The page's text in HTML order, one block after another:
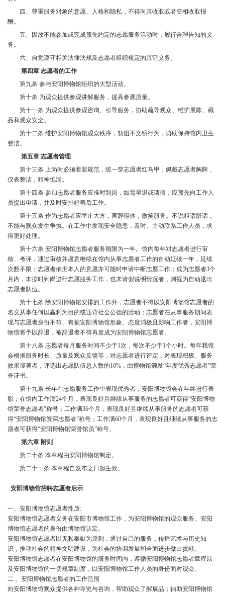
四、尊重服务对象的意愿、人格和隐私，不得向其收取或者变相收取报
酬。
五、因故不能参加或完成预先约定的志愿服务活动时，履行合理告知的义
务。
六、自觉遵守相关法律法规及志愿者组织规定的其它义务。
第四章 志愿者的工作
第九条 参与安阳博物馆组织的大型活动。
第十条 为观众提供参观讲解服务，提高参观质量。
第十一条 为观众提供参观咨询、引导服务，协助疏导观众、维护展陈、藏
品和观众安全。
第十二条 维护安阳博物馆观众秩序，劝阻不文明行为，协助保持馆内卫生
整洁。
第五章 志愿者管理
第十三条 上岗时必须着装规范，统一穿志愿者红马甲，佩戴志愿者胸牌，
仪表整洁，精神饱满。
第十四条 参加志愿者服务应准时到岗，如需早退或请假，应预先向工作人
员提出申请，并及时安排好善后工作。
第十五条 作为志愿者应举止大方，言辞得体，微笑服务。不说粗话脏话，
不能与观众发生争执。在工作中发现安全隐患，及时、主动联系工作人员，求
得更好处理。
第十六条 安阳博物馆志愿者服务期限为一年。馆内每年对志愿者进行审
核、考评，通过审核并愿意继续在馆内从事志愿者工作的自动延续一年，延续
次数不限；志愿者依据本人的意愿亦可随时申请中断志愿工作；成为志愿者3个
月内，未按时到岗进行志愿服务工作，也未请假说明情况者，则视为自动退出
志愿者队伍。
第十七条 除安阳博物馆安排的工作外，志愿者不得以安阳博物馆志愿者的
名义从事任何以赢利为目的或违背社会公德的活动；志愿者在从事服务期间表
现与志愿者身份不符、有损安阳博物馆形象、态度消极且影响工作者，安阳博
物馆将予以辞退，被辞退者不得再度成为安阳博物馆志愿者。
第十八条 志愿者每月服务时间不少于1次，每次不少于1个小时。每年我馆
会根据服务时长、质量及观众反馈等，对志愿者进行评定，对表现积极、服务
效果显著者，评选出志愿队伍总人数的10%，由博物馆颁发“年度优秀志愿者”荣
誉证书。
第十九条 长年在志愿服务工作中表现优秀者，安阳博物馆会在年终进行表
彰；在馆内工作满24个月，表现良好且继续从事服务的志愿者可获得“安阳博物
馆荣誉志愿者”称号；工作满36个月，表现良好且继续从事服务的志愿者可获
得“安阳博物馆资深志愿者”称号；工作满60个月，表现良好且继续从事服务的志
愿者可获得“安阳博物馆荣誉馆员”称号。
第六章 附则
第二十条 本章程由安阳博物馆制定。
第二十一条 本章程自发布之日起生效。
安阳博物馆招聘志愿者启示
一、安阳博物馆志愿者性质:
安阳博物馆志愿者义务在安阳市博物馆工作，为安阳博物馆的观众服务。安阳
博物馆志愿者的身份由博物馆认定。
安阳博物馆志愿者以无私奉献为原则，通过自己的服务，传播艺术与历史知
识，推动社会的精神文明建设，为社会的协调发展和全面进步做出贡献。
安阳博物馆志愿者在安阳博物馆的服务时间内，遵循安阳博物馆志愿者章程以
及安阳博物馆的一切规章制度，以安阳博物馆工作人员的身份面对观众。
二 、安阳博物馆志愿者的工作范围
向安阳博物馆观众提供各种导览与咨询，帮助观众了解展品；辅助安阳博物馆